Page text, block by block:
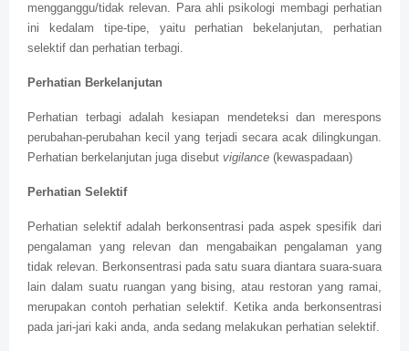
mengganggu/tidak relevan. Para ahli psikologi membagi perhatian
ini kedalam tipe-tipe, yaitu perhatian bekelanjutan, perhatian
selektif dan perhatian terbagi.
Perhatian Berkelanjutan
Perhatian terbagi adalah kesiapan mendeteksi dan merespons
perubahan-perubahan kecil yang terjadi secara acak dilingkungan.
Perhatian berkelanjutan juga disebut vigilance (kewaspadaan)
Perhatian Selektif
Perhatian selektif adalah berkonsentrasi pada aspek spesifik dari
pengalaman yang relevan dan mengabaikan pengalaman yang
tidak relevan. Berkonsentrasi pada satu suara diantara suara-suara
lain dalam suatu ruangan yang bising, atau restoran yang ramai,
merupakan contoh perhatian selektif. Ketika anda berkonsentrasi
pada jari-jari kaki anda, anda sedang melakukan perhatian selektif.